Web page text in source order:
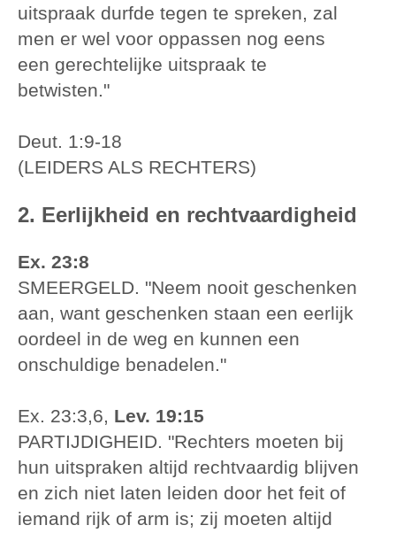
uitspraak durfde tegen te spreken, zal
men er wel voor oppassen nog eens
een gerechtelijke uitspraak te
betwisten."
Deut. 1:9-18
(LEIDERS ALS RECHTERS)
2. Eerlijkheid en rechtvaardigheid
Ex. 23:8
SMEERGELD. "Neem nooit geschenken
aan, want geschenken staan een eerlijk
oordeel in de weg en kunnen een
onschuldige benadelen."
Ex. 23:3,6, Lev. 19:15
PARTIJDIGHEID. "Rechters moeten bij
hun uitspraken altijd rechtvaardig blijven
en zich niet laten leiden door het feit of
iemand rijk of arm is; zij moeten altijd